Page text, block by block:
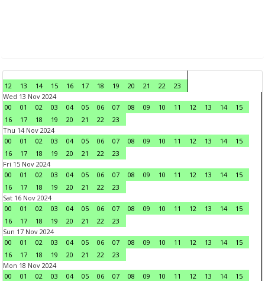
12 13 14 15 16 17 18 19 20 21 22
23
Wed 13 Nov 2024
00
01 02 03 04 05 06 07 08 09 10 11 12 13 14
15
16
17 18 19 20 21 22
23
Thu 14 Nov 2024
00
01 02 03 04 05 06 07 08 09 10 11 12 13 14
15
16
17 18 19 20 21 22
23
Fri 15 Nov 2024
00
01 02 03 04 05 06 07 08 09 10 11 12 13 14
15
16
17 18 19 20 21 22
23
Sat 16 Nov 2024
00
01 02 03 04 05 06 07 08 09 10 11 12 13 14
15
16
17 18 19 20 21 22
23
Sun 17 Nov 2024
00
01 02 03 04 05 06 07 08 09 10 11 12 13 14
15
16
17 18 19 20 21 22
23
Mon 18 Nov 2024
00
01 02 03 04 05 06 07 08 09 10 11 12 13 14
15